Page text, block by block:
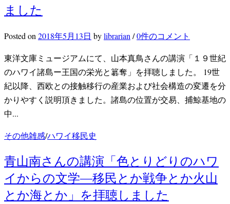
ました
Postedon2018年5月13日 bylibrarian/0件のコメント
東洋文庫ミュージアムにて、山本真鳥さんの講演「１９世紀
のハワイ諸島ー王国の栄光と簒奪」を拝聴しました。 19世
紀以降、西欧との接触移行の産業および社会構造の変遷を分
かりやすく説明頂きました。諸島の位置が交易、捕鯨基地の
中...
その他雑感/ハワイ移民史
青山南さんの講演「色とりどりのハワ
イからの文学―移民とか戦争とか火山
とか海とか」を拝聴しました